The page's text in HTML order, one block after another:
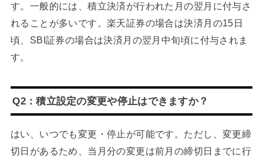
す。一般的には、積立決済が行われた月の翌月に付与さ
れることが多いです。楽天証券の場合は決済月の15日
頃、SBI証券の場合は決済月の翌月中旬頃に付与されま
す。
Q2：積立設定の変更や停止はできますか？
はい、いつでも変更・停止が可能です。ただし、変更締
切日があるため、当月分の変更は前月の締切日までに行